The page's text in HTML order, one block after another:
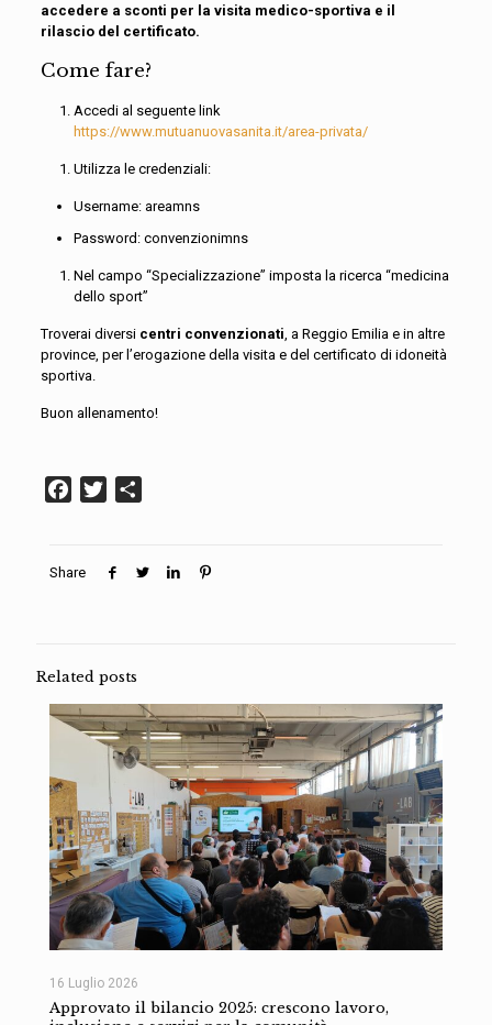
accedere a sconti per la visita medico-sportiva e il
rilascio del certificato.
Come fare?
Accedi al seguente link
https://www.mutuanuovasanita.it/area-privata/
Utilizza le credenziali:
Username: areamns
Password: convenzionimns
Nel campo “Specializzazione” imposta la ricerca “medicina
dello sport”
Troverai diversi centri convenzionati, a Reggio Emilia e in altre
province, per l’erogazione della visita e del certificato di idoneità
sportiva.
Buon allenamento!
Facebook
Twitter
Share
Related posts
16 Luglio 2026
Approvato il bilancio 2025: crescono lavoro,